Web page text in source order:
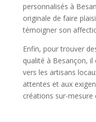
personnalisés à
originale de faire
témoigner son
Enfin, pour trouver
qualité à Besançon,
vers les artisans
attentes et aux
créations sur-mesure